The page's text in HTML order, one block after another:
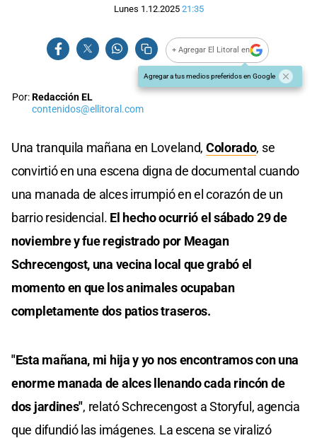
Lunes 1.12.2025 21:35
+ Agregar El Litoral en
Agregar a tus medios preferidos en Google
Por:Redacción EL
contenidos@ellitoral.com
Una tranquila mañana en Loveland, Colorado, se
convirtió en una escena digna de documental cuando
una manada de alces irrumpió en el corazón de un
barrio residencial. El hecho ocurrió el sábado 29 de
noviembre y fue registrado por Meagan
Schrecengost, una vecina local que grabó el
momento en que los animales ocupaban
completamente dos patios traseros.
"Esta mañana, mi hija y yo nos encontramos con una
enorme manada de alces llenando cada rincón de
dos jardines", relató Schrecengost a Storyful, agencia
que difundió las imágenes. La escena se viralizó